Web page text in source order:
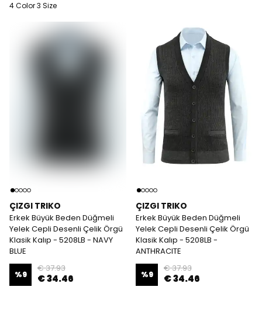
4 Color 3 Size
ÇIZGI TRIKO
Erkek Büyük Beden Düğmeli
Yelek Cepli Desenli Çelik Örgü
Klasik Kalıp - 5208LB - NAVY
BLUE
%9
€ 37.93
€ 34.46
ÇIZGI TRIKO
Erkek Büyük Beden Düğmeli
Yelek Cepli Desenli Çelik Örgü
Klasik Kalıp - 5208LB -
ANTHRACITE
%9
€ 37.93
€ 34.46